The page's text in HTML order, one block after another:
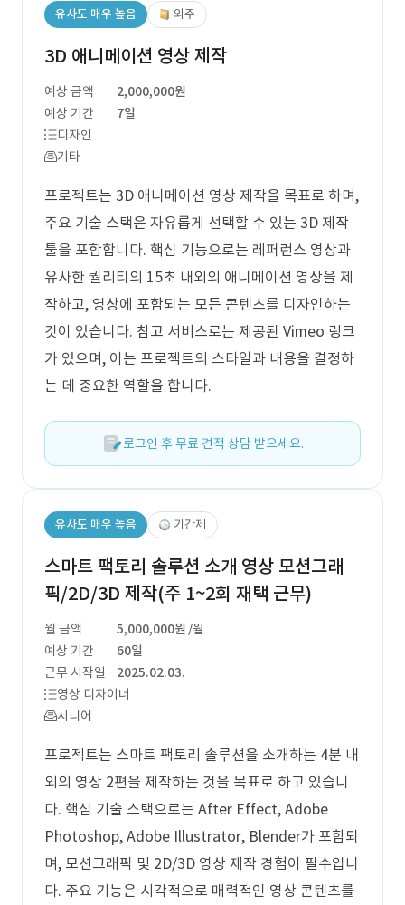
유사도 매우 높음 외주
3D 애니메이션 영상 제작
예상 금액
2,000,000원
예상 기간
7일
디자인
기타
프로젝트는 3D 애니메이션 영상 제작을 목표로 하며,
주요 기술 스택은 자유롭게 선택할 수 있는 3D 제작
툴을 포함합니다. 핵심 기능으로는 레퍼런스 영상과
유사한 퀄리티의 15초 내외의 애니메이션 영상을 제
작하고, 영상에 포함되는 모든 콘텐츠를 디자인하는
것이 있습니다. 참고 서비스로는 제공된 Vimeo 링크
가 있으며, 이는 프로젝트의 스타일과 내용을 결정하
는 데 중요한 역할을 합니다.
로그인 후 무료 견적 상담 받으세요.
유사도 매우 높음 기간제
스마트 팩토리 솔루션 소개 영상 모션그래
픽/2D/3D 제작(주 1~2회 재택 근무)
월 금액 5,000,000원 /월
예상 기간
60일
근무 시작일
2025.02.03.
영상 디자이너
시니어
프로젝트는 스마트 팩토리 솔루션을 소개하는 4분 내
외의 영상 2편을 제작하는 것을 목표로 하고 있습니
다. 핵심 기술 스택으로는 After Effect, Adobe
Photoshop, Adobe Illustrator, Blender가 포함되
며, 모션그래픽 및 2D/3D 영상 제작 경험이 필수입니
다. 주요 기능은 시각적으로 매력적인 영상 콘텐츠를